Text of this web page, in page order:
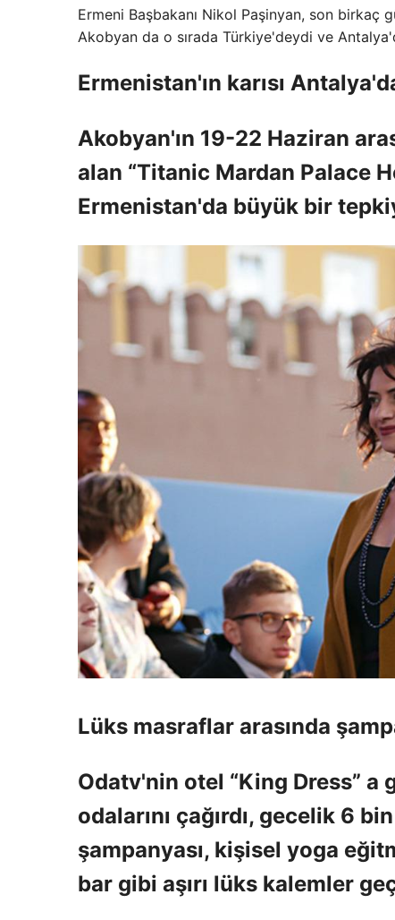
Ermeni Başbakanı Nikol Paşinyan, son birkaç
Akobyan da o sırada Türkiye'deydi ve
Ermenistan'ın karısı
Akobyan'ın 19-22 Haziran
alan “Titanic Mardan Palace
Ermenistan'da büyük bir
Lüks masraflar arasında
Odatv'nin otel “King Dress” a
odalarını çağırdı, gecelik 6
şampanyası, kişisel yoga
bar gibi aşırı lüks kalemler